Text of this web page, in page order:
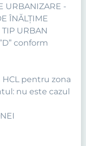
URBANIZARE -
ÎNĂLŢIME
TIP URBAN
conform
pentru zona
nu este cazul